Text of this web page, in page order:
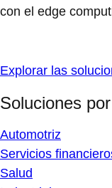
con el edge
Explorar las
Soluciones
Automotriz
Servicios
Salud